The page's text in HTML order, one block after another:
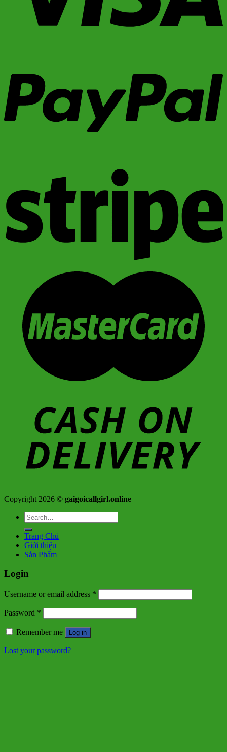
Copyright 2026 © gaigoicallgirl.online
Search
for:
Trang Chủ
Giới thiệu
Sản Phẩm
Login
Username or email address *
Password *
Remember me Log in
Lost your password?